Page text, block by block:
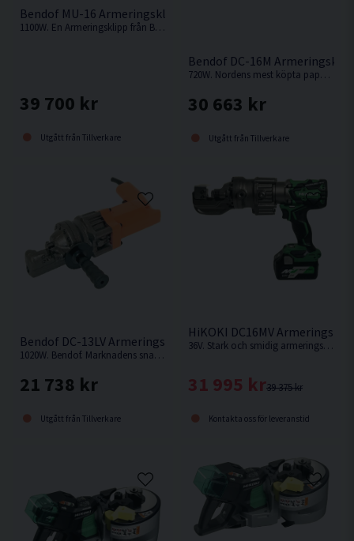
Bendof MU-16 Armeringsklipp (1100W)
1100W. En Armeringsklipp från Bendof. Lätt att komma åt nära vägg och golv, klipper upp till 16mm.
39 700 kr
Utgått från Tillverkare
Bendof DC-16M
720W. Nordens mest köpta papegoja. Lätt och stark armeringsklipp från Bendof.
30 663 kr
Utgått från Tillverkare
Bendof DC-13LV Armeringsklipp (1020W)
1020W. Bendof. Marknadens snabbaste och lättaste armeringsklipp i sin klass (endast 6kg).
21 738 kr
Utgått från Tillverkare
HiKOKI DC16MV
36V. Stark och smidig armeringsklipp från Hikoki
39 375 kr
31 995 kr
Kontakta oss för leveranstid